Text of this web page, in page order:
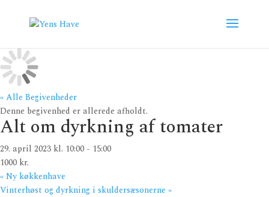
« Alle Begivenheder
Denne begivenhed er allerede afholdt.
Alt om dyrkning af tomater
29. april 2023 kl. 10:00 - 15:00
1000 kr.
«Ny køkkenhave
Vinterhøst og dyrkning i skuldersæsonerne»